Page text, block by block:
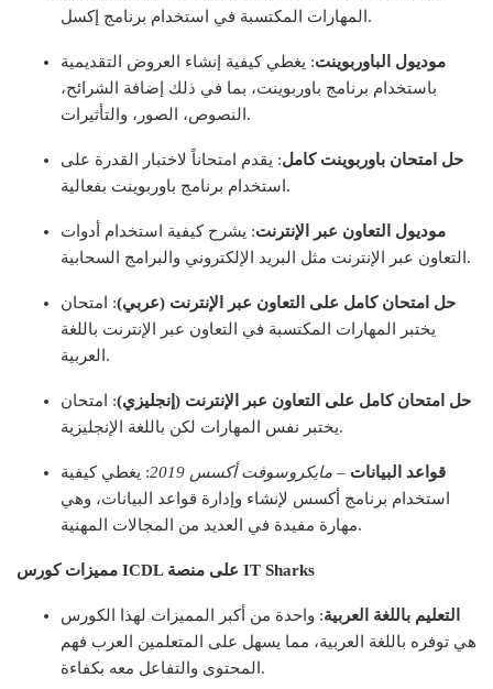
المهارات المكتسبة في استخدام برنامج إكسل.
موديول الباوربوينت: يغطي كيفية إنشاء العروض التقديمية
باستخدام برنامج باوربوينت، بما في ذلك إضافة الشرائح،
النصوص، الصور، والتأثيرات.
حل امتحان باوربوينت كامل: يقدم امتحاناً لاختبار القدرة على
استخدام برنامج باوربوينت بفعالية.
موديول التعاون عبر الإنترنت: يشرح كيفية استخدام أدوات
التعاون عبر الإنترنت مثل البريد الإلكتروني والبرامج السحابية.
حل امتحان كامل على التعاون عبر الإنترنت (عربي): امتحان
يختبر المهارات المكتسبة في التعاون عبر الإنترنت باللغة
العربية.
حل امتحان كامل على التعاون عبر الإنترنت (إنجليزي): امتحان
يختبر نفس المهارات لكن باللغة الإنجليزية.
قواعد البيانات – مايكروسوفت أكسس 2019
: يغطي كيفية
استخدام برنامج أكسس لإنشاء وإدارة قواعد البيانات، وهي
مهارة مفيدة في العديد من المجالات المهنية.
مميزات كورس ICDL على منصة IT Sharks
التعليم باللغة العربية: واحدة من أكبر المميزات لهذا الكورس
هي توفره باللغة العربية، مما يسهل على المتعلمين العرب فهم
المحتوى والتفاعل معه بكفاءة.